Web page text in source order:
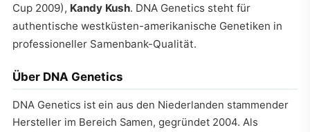
Cup 2009), Kandy Kush. DNA Genetics steht für
authentische westküsten-amerikanische Genetiken in
professioneller Samenbank-Qualität.
Über DNA Genetics
DNA Genetics ist ein aus den Niederlanden stammender
Hersteller im Bereich Samen, gegründet 2004. Als